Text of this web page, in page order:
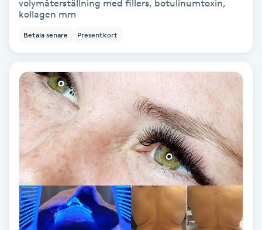
Regndroppsmassage
Reiki
Reikihealing
Reiki massage
Restorative Yoga
Rosacea
Rosenmetoden
volymåterställning med fillers, botulinumtoxin,
kollagen mm
Betala senare Presentkort